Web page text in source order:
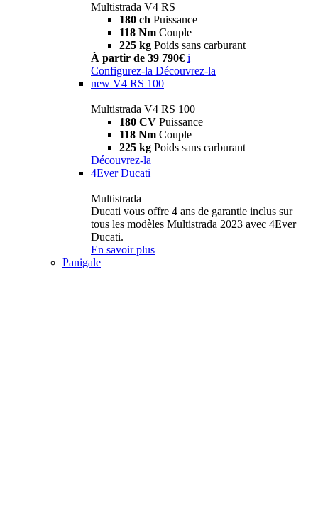
Multistrada V4 RS
180 ch Puissance
118 Nm Couple
225 kg Poids sans carburant
À partir de 39 790€ i
Configurez-la Découvrez-la
new V4 RS 100
Multistrada V4 RS 100
180 CV Puissance
118 Nm Couple
225 kg Poids sans carburant
Découvrez-la
4Ever Ducati
Multistrada
Ducati vous offre 4 ans de garantie inclus sur
tous les modèles Multistrada 2023 avec 4Ever
Ducati.
En savoir plus
Panigale